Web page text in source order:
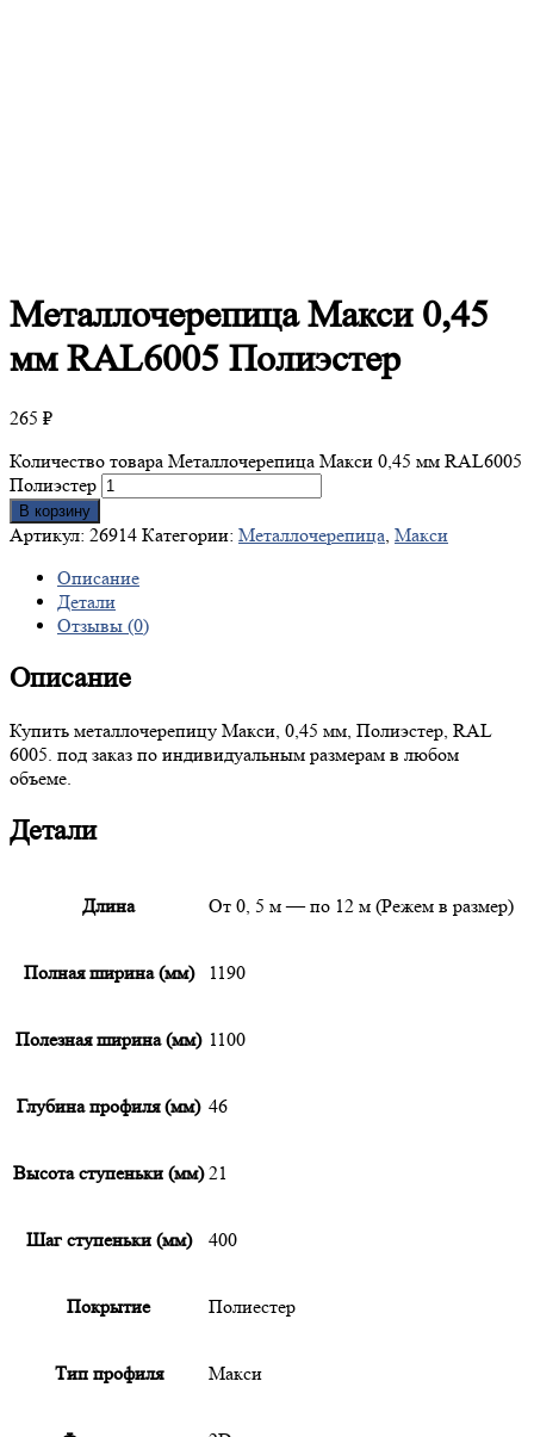
МеталлочерепицаМакси 0,45
мм RAL6005 Полиэстер
265 ₽
Количество товара Металлочерепица Макси 0,45 мм RAL6005
Полиэстер
В корзину
Артикул: 26914 Категории: Металлочерепица, Макси
Описание
Детали
Отзывы (0)
Описание
Купить металлочерепицу Макси, 0,45 мм, Полиэстер, RAL
6005. под заказ по индивидуальным размерам в любом
объеме.
Детали
Длина От 0, 5 м — по 12 м (Режем в размер)
Полная ширина (мм) 1190
Полезная ширина (мм) 1100
Глубина профиля (мм) 46
Высота ступеньки (мм) 21
Шаг ступеньки (мм) 400
Покрытие Полиестер
Тип профиля Макси